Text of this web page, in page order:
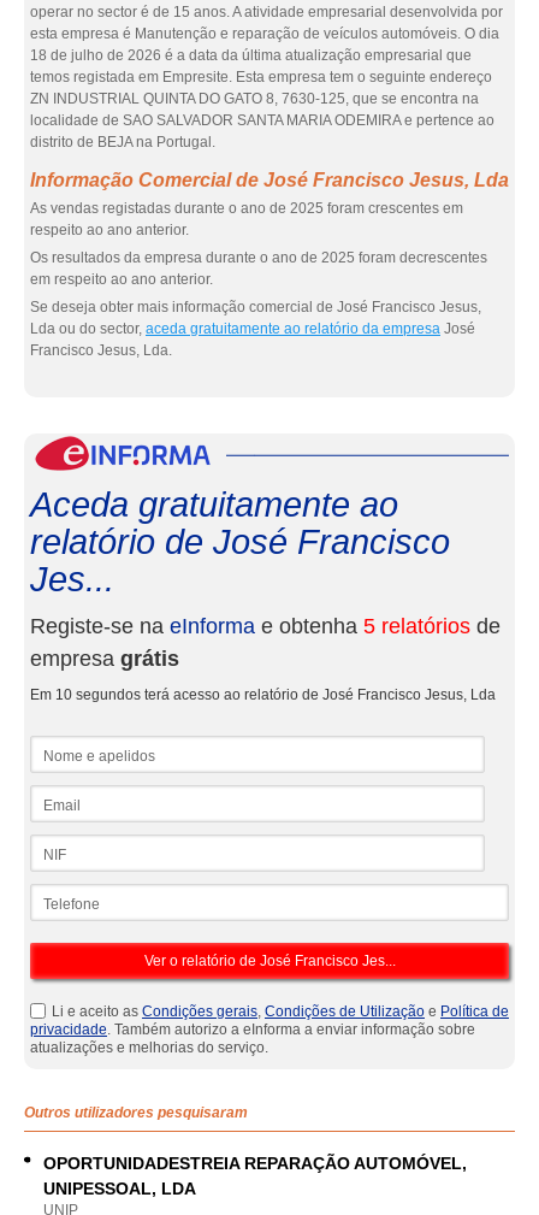
operar no sector é de 15 anos. A atividade empresarial desenvolvida por
esta empresa é Manutenção e reparação de veículos automóveis. O dia
18 de julho de 2026 é a data da última atualização empresarial que
temos registada em Empresite. Esta empresa tem o seguinte endereço
ZN INDUSTRIAL QUINTA DO GATO 8, 7630-125, que se encontra na
localidade de SAO SALVADOR SANTA MARIA ODEMIRA e pertence ao
distrito de BEJA na Portugal.
Informação Comercial de José Francisco Jesus, Lda
As vendas registadas durante o ano de 2025 foram crescentes em
respeito ao ano anterior.
Os resultados da empresa durante o ano de 2025 foram decrescentes
em respeito ao ano anterior.
Se deseja obter mais informação comercial de José Francisco Jesus,
Lda ou do sector, aceda gratuitamente ao relatório da empresa José
Francisco Jesus, Lda.
Aceda gratuitamente ao
relatório de José Francisco
Jes...
Registe-se na eInforma e obtenha 5 relatórios de
empresa grátis
Em 10 segundos terá acesso ao relatório de José Francisco Jesus, Lda
Li e aceito as Condições gerais, Condições de Utilização e Política de
privacidade. Também autorizo a eInforma a enviar informação sobre
atualizações e melhorias do serviço.
Outros utilizadores pesquisaram
OPORTUNIDADESTREIA REPARAÇÃO AUTOMÓVEL,
UNIPESSOAL, LDA
UNIP